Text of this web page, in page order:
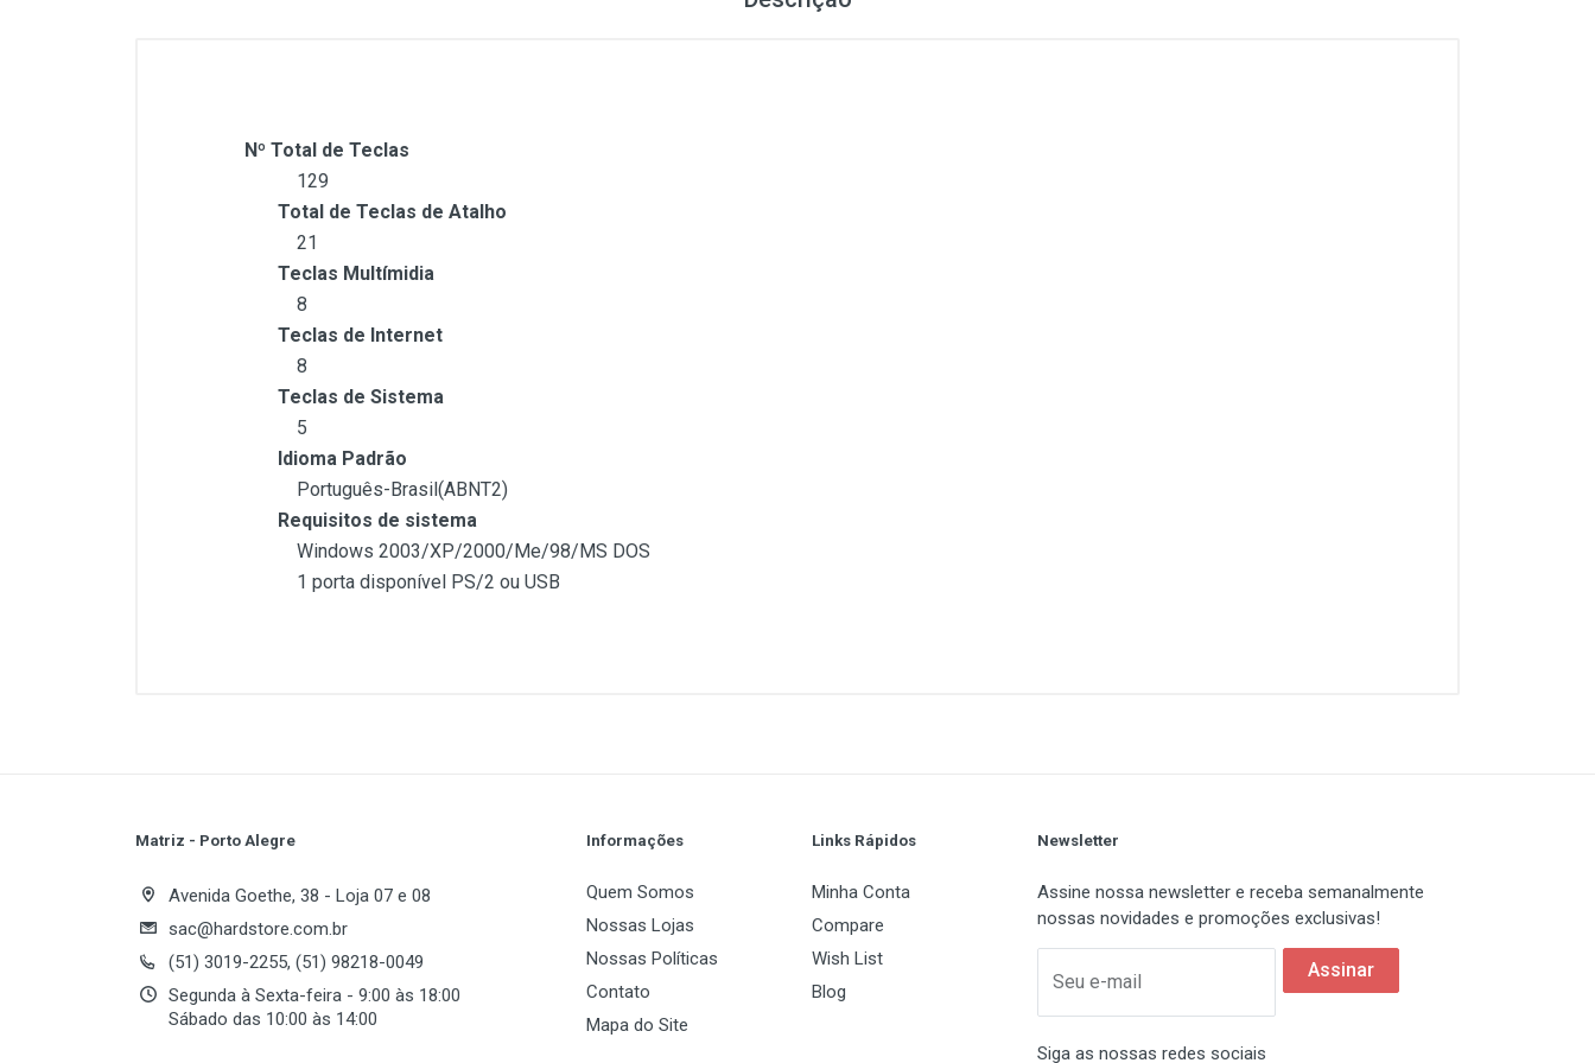
Nº Total de Teclas
129
Total de Teclas de Atalho
21
Teclas Multímidia
8
Teclas de Internet
8
Teclas de Sistema
5
Idioma Padrão
Português-Brasil(ABNT2)
Requisitos de sistema
Windows 2003/XP/2000/Me/98/MS DOS
1 porta disponível PS/2 ou USB
Idioma Padrão
Requisitos de sistema
Review Stars Email Address
Matriz - Porto Alegre
Avenida Goethe, 38 - Loja 07 e 08
sac@hardstore.com.br
(51) 3019-2255, (51) 98218-0049
Segunda à Sexta-feira - 9:00 às 18:00
Sábado das 10:00 às 14:00
Informações
Quem Somos
Nossas Lojas
Nossas Políticas
Contato
Mapa do Site
Links Rápidos
Minha Conta
Compare
Wish List
Blog
Newsletter
Assine nossa newsletter e receba semanalmente
nossas novidades e promoções exclusivas!
Seu e-mail
Assinar
Siga as nossas redes sociais